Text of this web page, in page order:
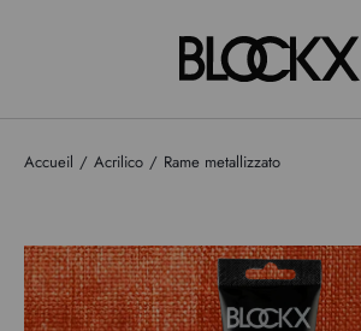
Accueil Acrilico Rame metallizzato